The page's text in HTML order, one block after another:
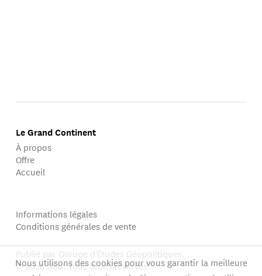
Le Grand Continent
À propos
Offre
Accueil
Informations légales
Conditions générales de vente
Publié par Groupe d'Études Géopolitiques.
© 2026 GEG. Tous droits réservés.
Nous utilisons des cookies pour vous garantir la meilleure